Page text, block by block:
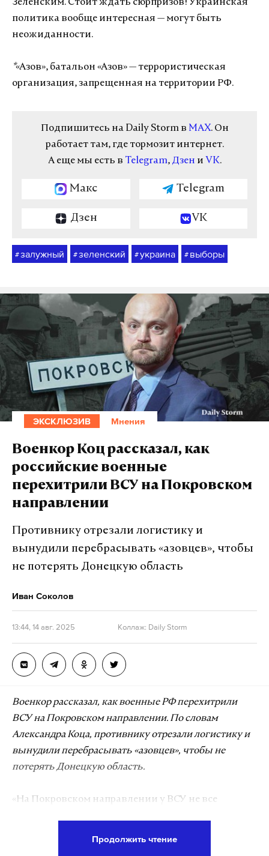
Зеленским. Стоит ждать сюрпризов! Украинская
политика вообще интересная — могут быть
неожиданности.
*«Азов», батальон «Азов» — террористическая
организация, запрещенная на территории РФ.
Подпишитесь на Daily Storm в MAX. Он
работает там, где тормозит интернет.
А еще мы есть в Telegram, Дзен и VK.
Макс Telegram
Дзен VK
#залужный #зеленский #украина # выборы
ЭКСКЛЮЗИВ Мнения
Военкор Коц рассказал, как
российские военные
перехитрили ВСУ на Покровском
направлении
Противнику отрезали логистику и
вынудили перебрасывать «азовцев», чтобы
не потерять Донецкую область
Иван Соколов
13:44, 14 авг. 2025 Коллаж: Daily Storm
Военкор рассказал, как военные РФ перехитрили
ВСУ на Покровском направлении. По словам
Александра Коца, противнику отрезали логистику и
вынудили перебрасывать «азовцев», чтобы не
потерять Донецкую область.
«На Покровском направлении у ВСУ не все
Продолжить чтение